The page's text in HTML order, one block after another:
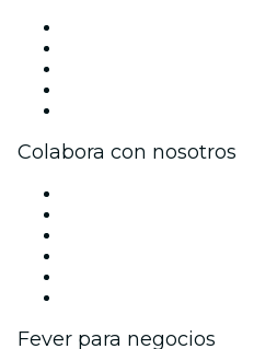
Colabora con nosotros
Fever para negocios